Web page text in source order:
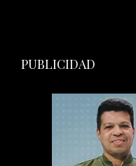
PUBLICIDAD